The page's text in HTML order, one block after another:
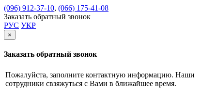
(096) 912-37-10, (066) 175-41-08
Заказать обратный звонок
РУС УКР
×
Заказать обратный звонок
Пожалуйста, заполните контактную информацию. Наши
сотрудники свзяжуться с Вами в ближайшее время.